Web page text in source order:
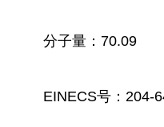
分子量：70.09
EINECS号：204-